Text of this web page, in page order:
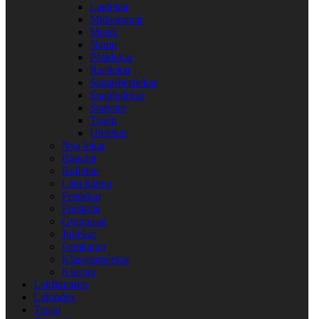
Laglekar
Midsommar
Musik
Namn
Påsklekar
Rastlekar
Samarbetslekar
Snabbalekar
Stafetter
Tagen
Utelekar
Nya lekar
Blandat
Bollekar
Lära känna
Festlekar
Förskola
Gympasal
Jullekar
Femkamp
Klassrumslekar
Kluriga
Lekfinnaren
Lekindex
Tipsa!